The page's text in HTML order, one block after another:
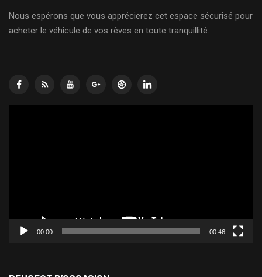
Nous espérons que vous apprécierez cet espace sécurisé pour
acheter le véhicule de vos rêves en toute tranquillité.
00:00 00:46